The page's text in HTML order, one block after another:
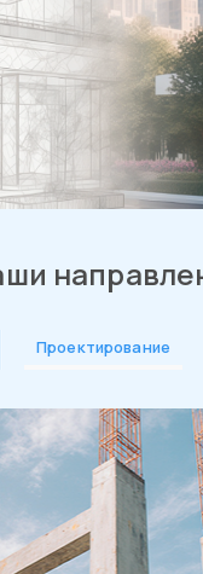
Проектирование